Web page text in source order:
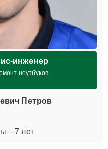
инженер
ноутбуков
Петров
– 7 лет